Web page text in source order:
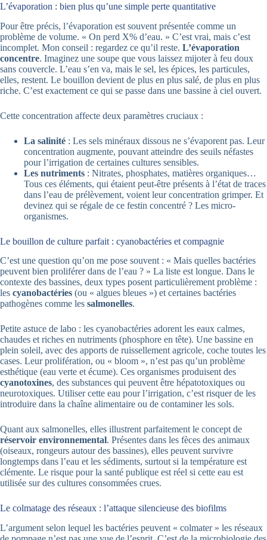
L’évaporation : bien plus qu’une simple perte quantitative
Pour être précis, l’évaporation est souvent présentée comme un
problème de volume. « On perd X% d’eau. » C’est vrai, mais c’est
incomplet. Mon conseil : regardez ce qu’il reste. L’évaporation
concentre. Imaginez une soupe que vous laissez mijoter à feu doux
sans couvercle. L’eau s’en va, mais le sel, les épices, les particules,
elles, restent. Le bouillon devient de plus en plus salé, de plus en plus
riche. C’est exactement ce qui se passe dans une bassine à ciel ouvert.
Cette concentration affecte deux paramètres cruciaux :
La salinité : Les sels minéraux dissous ne s’évaporent pas. Leur
concentration augmente, pouvant atteindre des seuils néfastes
pour l’irrigation de certaines cultures sensibles.
Les nutriments : Nitrates, phosphates, matières organiques…
Tous ces éléments, qui étaient peut-être présents à l’état de traces
dans l’eau de prélèvement, voient leur concentration grimper. Et
devinez qui se régale de ce festin concentré ? Les micro-
organismes.
Le bouillon de culture parfait : cyanobactéries et compagnie
C’est une question qu’on me pose souvent : « Mais quelles bactéries
peuvent bien proliférer dans de l’eau ? » La liste est longue. Dans le
contexte des bassines, deux types posent particulièrement problème :
les cyanobactéries (ou « algues bleues ») et certaines bactéries
pathogènes comme les salmonelles.
Petite astuce de labo : les cyanobactéries adorent les eaux calmes,
chaudes et riches en nutriments (phosphore en tête). Une bassine en
plein soleil, avec des apports de ruissellement agricole, coche toutes les
cases. Leur prolifération, ou « bloom », n’est pas qu’un problème
esthétique (eau verte et écume). Ces organismes produisent des
cyanotoxines, des substances qui peuvent être hépatotoxiques ou
neurotoxiques. Utiliser cette eau pour l’irrigation, c’est risquer de les
introduire dans la chaîne alimentaire ou de contaminer les sols.
Quant aux salmonelles, elles illustrent parfaitement le concept de
réservoir environnemental. Présentes dans les fèces des animaux
(oiseaux, rongeurs autour des bassines), elles peuvent survivre
longtemps dans l’eau et les sédiments, surtout si la température est
clémente. Le risque pour la santé publique est réel si cette eau est
utilisée sur des cultures consommées crues.
Le colmatage des réseaux : l’attaque silencieuse des biofilms
L’argument selon lequel les bactéries peuvent « colmater » les réseaux